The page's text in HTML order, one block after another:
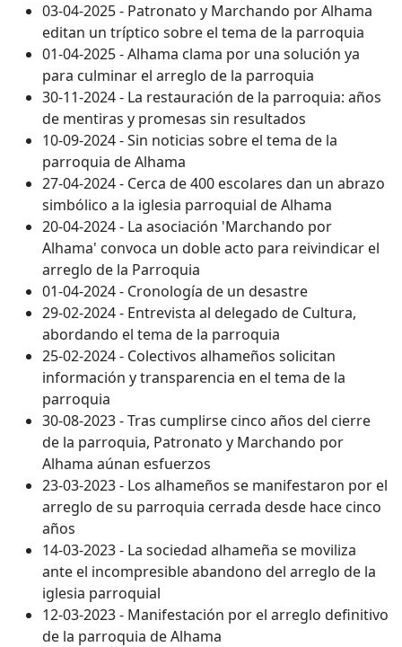
03-04-2025 - Patronato y Marchando por Alhama
editan un tríptico sobre el tema de la parroquia
01-04-2025 - Alhama clama por una solución ya
para culminar el arreglo de la parroquia
30-11-2024 - La restauración de la parroquia: años
de mentiras y promesas sin resultados
10-09-2024 - Sin noticias sobre el tema de la
parroquia de Alhama
27-04-2024 - Cerca de 400 escolares dan un abrazo
simbólico a la iglesia parroquial de Alhama
20-04-2024 - La asociación 'Marchando por
Alhama' convoca un doble acto para reivindicar el
arreglo de la Parroquia
01-04-2024 - Cronología de un desastre
29-02-2024 - Entrevista al delegado de Cultura,
abordando el tema de la parroquia
25-02-2024 - Colectivos alhameños solicitan
información y transparencia en el tema de la
parroquia
30-08-2023 - Tras cumplirse cinco años del cierre
de la parroquia, Patronato y Marchando por
Alhama aúnan esfuerzos
23-03-2023 - Los alhameños se manifestaron por el
arreglo de su parroquia cerrada desde hace cinco
años
14-03-2023 - La sociedad alhameña se moviliza
ante el incompresible abandono del arreglo de la
iglesia parroquial
12-03-2023 - Manifestación por el arreglo definitivo
de la parroquia de Alhama